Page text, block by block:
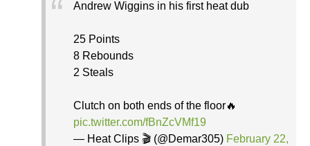
Andrew Wiggins in his first heat dub
25 Points
8 Rebounds
2 Steals
Clutch on both ends of the floor🔥
pic.twitter.com/fBnZcVMf19
— Heat Clips 🎬 (@Demar305) February 22,